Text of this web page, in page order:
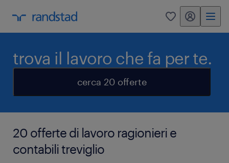
0 my randstad
trova il lavoro che fa per te.
cerca 20 offerte
20 offerte di lavoro ragionieri e
contabili treviglio